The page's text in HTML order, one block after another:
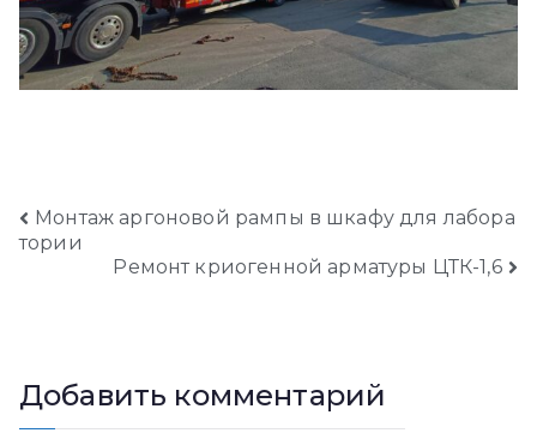
Навигация
Монтаж аргоновой рампы в шкафу для лабора
тории
Ремонт криогенной арматуры ЦТК-1,6
Добавить комментарий